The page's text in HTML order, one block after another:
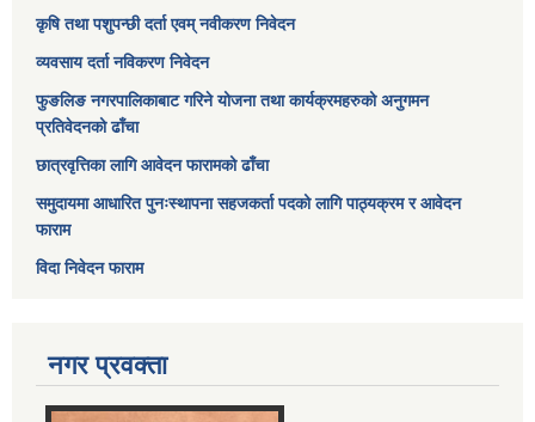
कृषि तथा पशुपन्छी दर्ता एवम् नवीकरण निवेदन
व्यवसाय दर्ता नविकरण निवेदन
फुङलिङ नगरपालिकाबाट गरिने योजना तथा कार्यक्रमहरुको अनुगमन
प्रतिवेदनको ढाँचा
छात्रवृत्तिका लागि आवेदन फारामको ढाँचा
समुदायमा आधारित पुनःस्थापना सहजकर्ता पदको लागि पाठ्यक्रम र आवेदन
फाराम
विदा निवेदन फाराम
नगर प्रवक्ता